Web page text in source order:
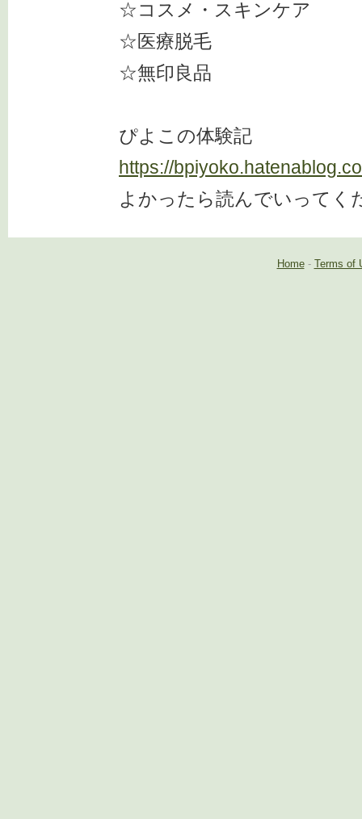
☆コスメ・スキンケア
☆医療脱毛
☆無印良品
ぴよこの体験記
https://
よかったら読んでいってく
Home- Terms of